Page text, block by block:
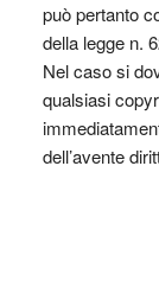
può pertanto
della legge n.
Nel caso si
qualsiasi
dell’avente